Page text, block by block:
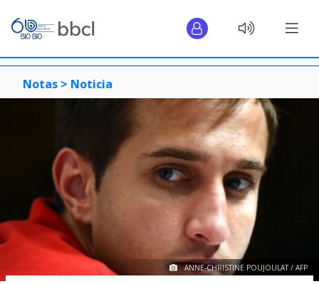
Notas > Noticia
ANNE-CHRISTINE POUJOULAT / AFP